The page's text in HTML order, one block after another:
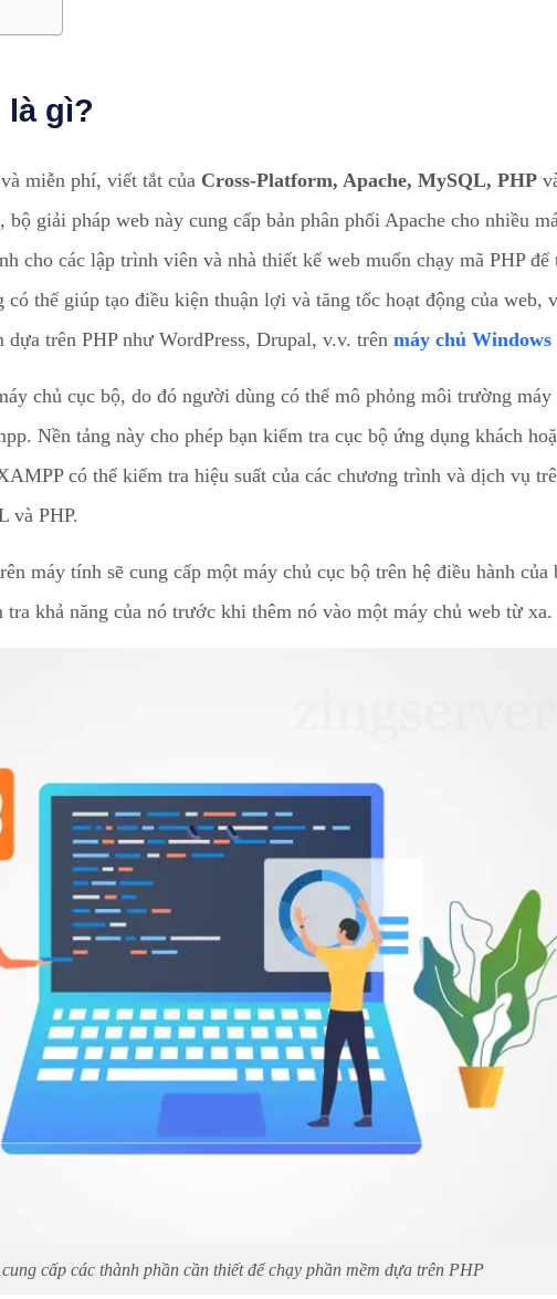
là gì?
miễn phí, viết tắt của Cross-Platform, Apache, MySQL, PHP
giải pháp web này cung cấp bản phân phối Apache cho nhiều
cho các lập trình viên và nhà thiết kế web muốn chạy mã PHP
có thể giúp tạo điều kiện thuận lợi và tăng tốc hoạt động của web,
dựa trên PHP như WordPress, Drupal, v.v. trên máy chủ Windows
chủ cục bộ, do đó người dùng có thể mô phỏng môi trường
Nền tảng này cho phép bạn kiểm tra cục bộ ứng dụng khách
có thể kiểm tra hiệu suất của các chương trình và dịch vụ
và PHP.
máy tính sẽ cung cấp một máy chủ cục bộ trên hệ điều hành của
khả năng của nó trước khi thêm nó vào một máy chủ web từ xa.
cấp các thành phần cần thiết để chạy phần mềm dựa trên PHP